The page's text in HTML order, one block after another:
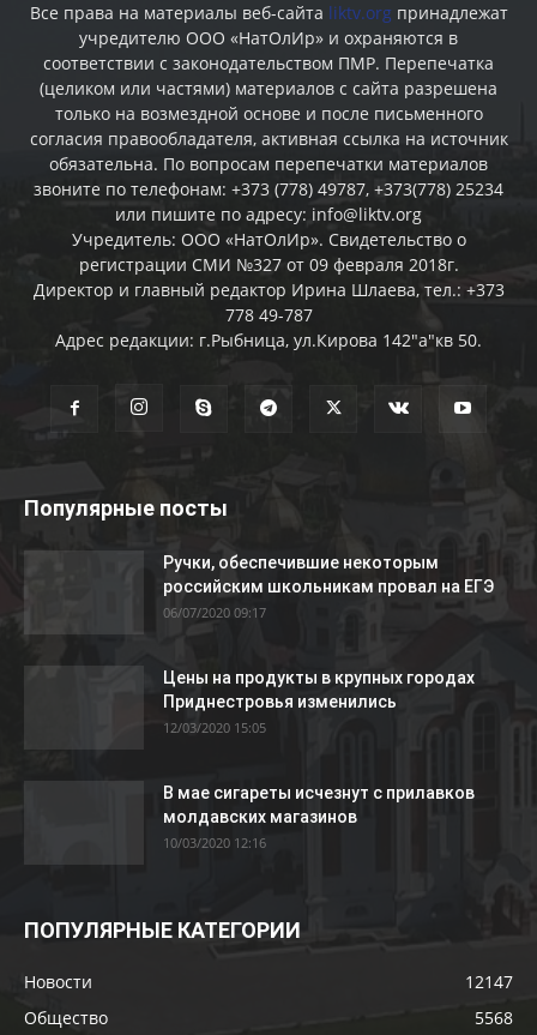
Все права на материалы веб-сайта liktv.org принадлежат
учредителю ООО «НатОлИр» и охраняются в
соответствии с законодательством ПМР. Перепечатка
(целиком или частями) материалов c сайта разрешена
только на возмездной основе и после письменного
согласия правообладателя, активная ссылка на источник
обязательна. По вопросам перепечатки материалов
звоните по телефонам: +373 (778) 49787, +373(778) 25234
или пишите по адресу: info@liktv.org
Учредитель: ООО «НатОлИр». Свидетельство о
регистрации СМИ №327 от 09 февраля 2018г.
Директор и главный редактор Ирина Шлаева, тел.: +373
778 49-787
Адрес редакции: г.Рыбница, ул.Кирова 142"а"кв 50.
Популярные посты
Ручки, обеспечившие некоторым
российским школьникам провал на ЕГЭ
06/07/2020 09:17
Цены на продукты в крупных городах
Приднестровья изменились
12/03/2020 15:05
В мае сигареты исчезнут с прилавков
молдавских магазинов
10/03/2020 12:16
ПОПУЛЯРНЫЕ КАТЕГОРИИ
Новости
12147
Общество
5568